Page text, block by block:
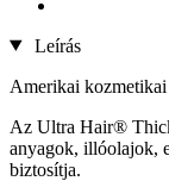
Leírás
Amerikai kozmetikai
Az Ultra Hair®
anyagok, illóolajok,
biztosítja.